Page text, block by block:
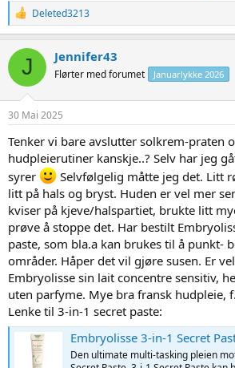
R
e
a
c
t
i
o
n
s
:
Deleted3213
J Jennifer43
Flørter med forumet Januarlykke 2026
30 Mai 2025
Tenker vi bare avslutter solkrem-praten
hudpleierutiner kanskje..? Selv har jeg
syrer
Selvfølgelig måtte jeg det. Litt
litt på hals og bryst. Huden er vel mer
kviser på kjeve/halspartiet, brukte litt
prøve å stoppe det. Har bestilt
paste, som bla.a kan brukes til å punkt-
områder. Håper det vil gjøre susen. Er
Embryolisse sin lait concentre sensitiv,
uten parfyme. Mye bra fransk hudpleie,
Lenke til 3-in-1 secret paste:
Embryolisse 3-in-1 Secret
Den ultimate multi-tasking pleien